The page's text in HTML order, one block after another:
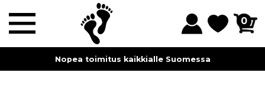
0
Myymälämme sijaitsevat Lahdessa ja Helsingissä.